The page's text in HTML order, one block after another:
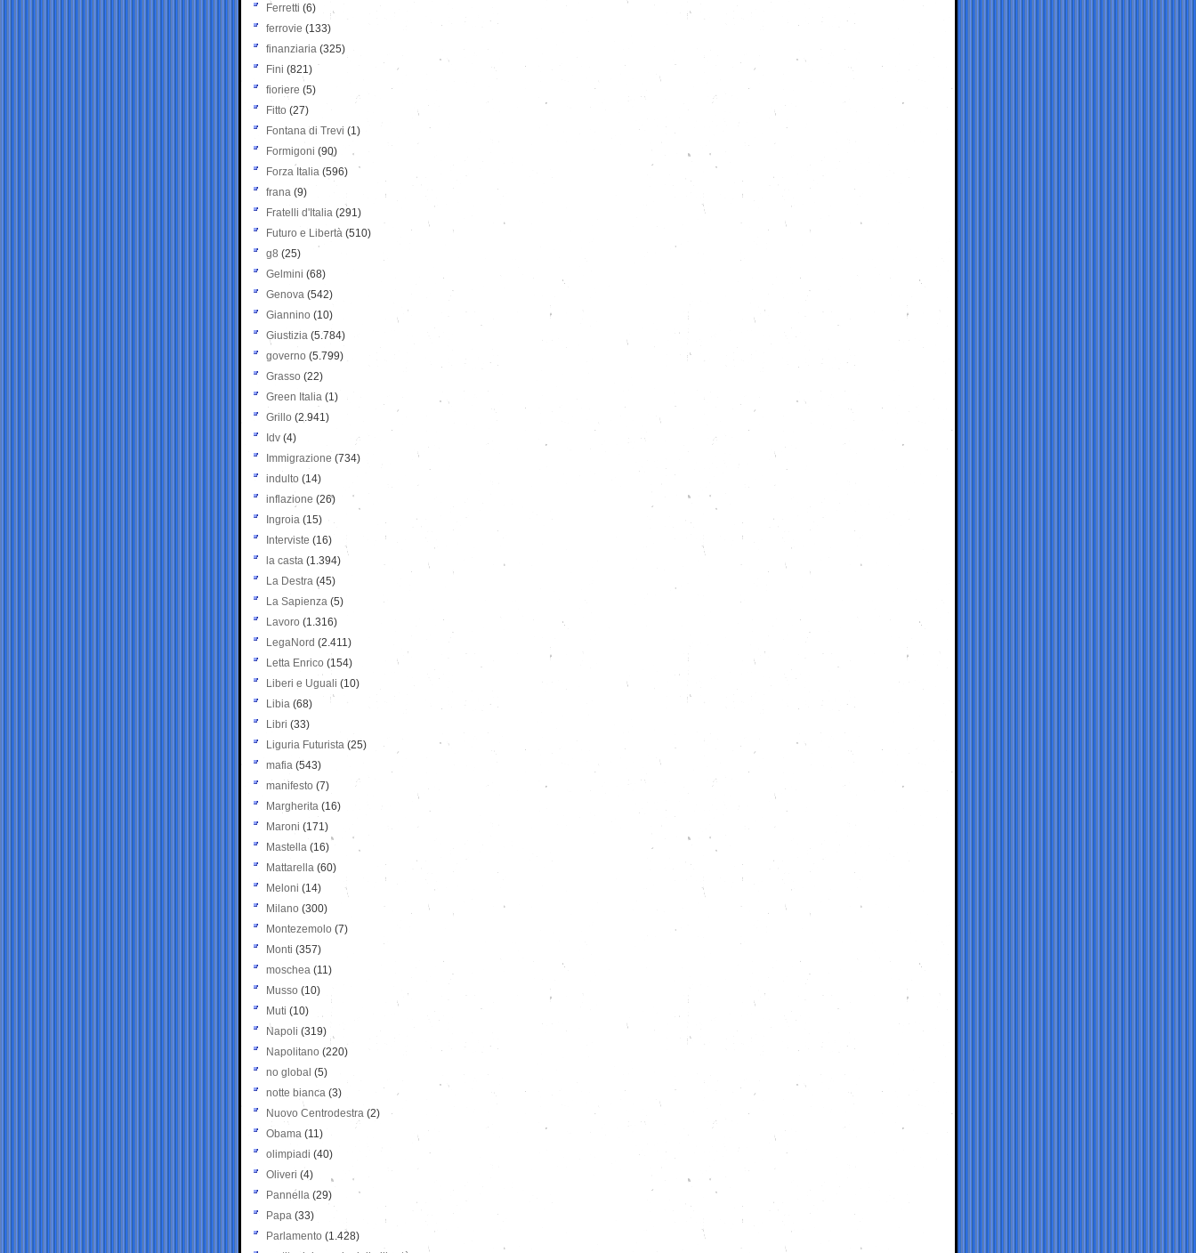
Ferretti (6)
ferrovie (133)
finanziaria (325)
Fini (821)
fioriere (5)
Fitto (27)
Fontana di Trevi (1)
Formigoni (90)
Forza Italia (596)
frana (9)
Fratelli d'Italia (291)
Futuro e Libertà (510)
g8 (25)
Gelmini (68)
Genova (542)
Giannino (10)
Giustizia (5.784)
governo (5.799)
Grasso (22)
Green Italia (1)
Grillo (2.941)
Idv (4)
Immigrazione (734)
indulto (14)
inflazione (26)
Ingroia (15)
Interviste (16)
la casta (1.394)
La Destra (45)
La Sapienza (5)
Lavoro (1.316)
LegaNord (2.411)
Letta Enrico (154)
Liberi e Uguali (10)
Libia (68)
Libri (33)
Liguria Futurista (25)
mafia (543)
manifesto (7)
Margherita (16)
Maroni (171)
Mastella (16)
Mattarella (60)
Meloni (14)
Milano (300)
Montezemolo (7)
Monti (357)
moschea (11)
Musso (10)
Muti (10)
Napoli (319)
Napolitano (220)
no global (5)
notte bianca (3)
Nuovo Centrodestra (2)
Obama (11)
olimpiadi (40)
Oliveri (4)
Pannella (29)
Papa (33)
Parlamento (1.428)